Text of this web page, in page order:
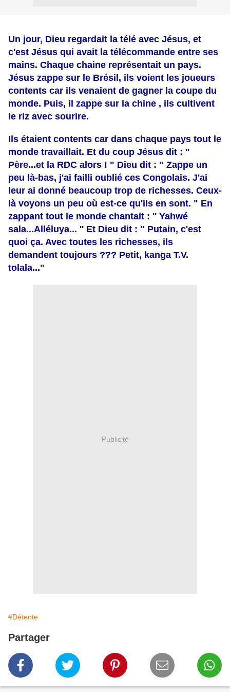
Un jour, Dieu regardait la télé avec Jésus, et
c'est Jésus qui avait la télécommande entre ses
mains. Chaque chaine représentait un pays.
Jésus zappe sur le Brésil, ils voient les joueurs
contents car ils venaient de gagner la coupe du
monde. Puis, il zappe sur la chine , ils cultivent
le riz avec sourire.
Ils étaient contents car dans chaque pays tout le
monde travaillait. Et du coup Jésus dit : "
Père...et la RDC alors ! " Dieu dit : " Zappe un
peu là-bas, j'ai failli oublié ces Congolais. J'ai
leur ai donné beaucoup trop de richesses. Ceux-
là voyons un peu où est-ce qu'ils en sont. " En
zappant tout le monde chantait : '' Yahwé
sala...Alléluya... '' Et Dieu dit : " Putain, c'est
quoi ça. Avec toutes les richesses, ils
demandent toujours ??? Petit, kanga T.V.
tolala..."
Publicité
#Détente
Partager